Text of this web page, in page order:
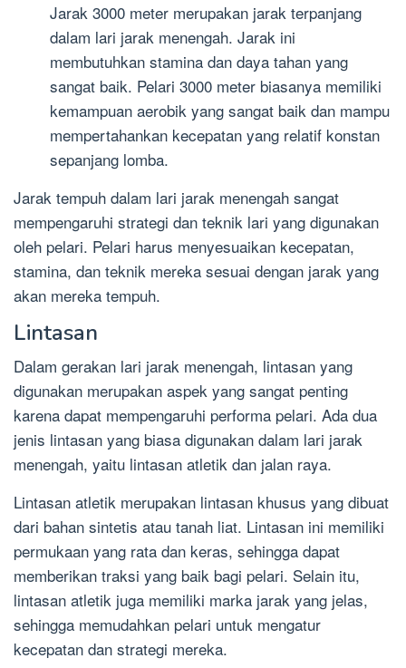
Jarak 3000 meter merupakan jarak terpanjang
dalam lari jarak menengah. Jarak ini
membutuhkan stamina dan daya tahan yang
sangat baik. Pelari 3000 meter biasanya memiliki
kemampuan aerobik yang sangat baik dan mampu
mempertahankan kecepatan yang relatif konstan
sepanjang lomba.
Jarak tempuh dalam lari jarak menengah sangat
mempengaruhi strategi dan teknik lari yang digunakan
oleh pelari. Pelari harus menyesuaikan kecepatan,
stamina, dan teknik mereka sesuai dengan jarak yang
akan mereka tempuh.
Lintasan
Dalam gerakan lari jarak menengah, lintasan yang
digunakan merupakan aspek yang sangat penting
karena dapat mempengaruhi performa pelari. Ada dua
jenis lintasan yang biasa digunakan dalam lari jarak
menengah, yaitu lintasan atletik dan jalan raya.
Lintasan atletik merupakan lintasan khusus yang dibuat
dari bahan sintetis atau tanah liat. Lintasan ini memiliki
permukaan yang rata dan keras, sehingga dapat
memberikan traksi yang baik bagi pelari. Selain itu,
lintasan atletik juga memiliki marka jarak yang jelas,
sehingga memudahkan pelari untuk mengatur
kecepatan dan strategi mereka.